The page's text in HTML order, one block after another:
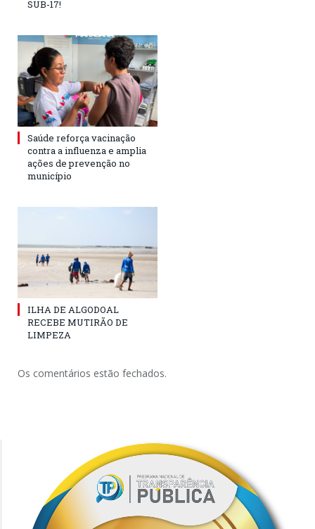
SUB-17!
Saúde reforça vacinação
contra a influenza e amplia
ações de prevenção no
município
ILHA DE ALGODOAL
RECEBE MUTIRÃO DE
LIMPEZA
Os comentários estão fechados.